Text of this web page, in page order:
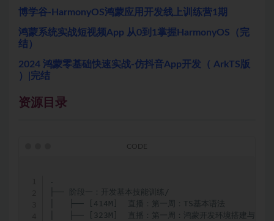
博学谷-HarmonyOS鸿蒙应用开发线上训练营1期
鸿蒙系统实战短视频App 从0到1掌握HarmonyOS（完
结）
2024 鸿蒙零基础快速实战-仿抖音App开发（ ArkTS版
）|完结
资源目录
.
├── 阶段一：开发基本技能训练/
│   ├── [414M]  直播：第一周：TS基本语法
│   ├── [323M]  直播：第一周：鸿蒙开发环境搭建与